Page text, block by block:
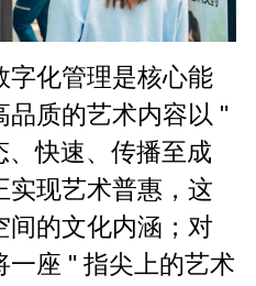
字化管理是核心能
品质的艺术内容以 "
、快速、传播至成
实现艺术普惠，这
间的文化内涵；对
座 " 指尖上的艺术